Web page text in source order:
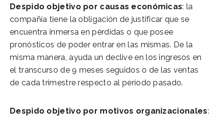
Despido objetivo por causas económicas: la
compañía tiene la obligación de justificar que se
encuentra inmersa en pérdidas o que posee
pronósticos de poder entrar en las mismas. De la
misma manera, ayuda un declive en los ingresos en
el transcurso de 9 meses seguidos o de las ventas
de cada trimestre respecto al período pasado.
Despido objetivo por motivos organizacionales: